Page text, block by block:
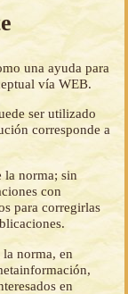
una ayuda para
vía WEB.
ser utilizado
corresponde a
norma; sin
con
para corregirlas
norma, en
en